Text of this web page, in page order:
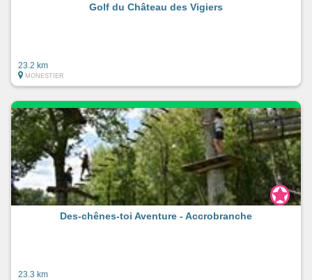
Golf du Château des Vigiers
23.2 km
MONESTIER
Des-chênes-toi Aventure - Accrobranche
23.3 km